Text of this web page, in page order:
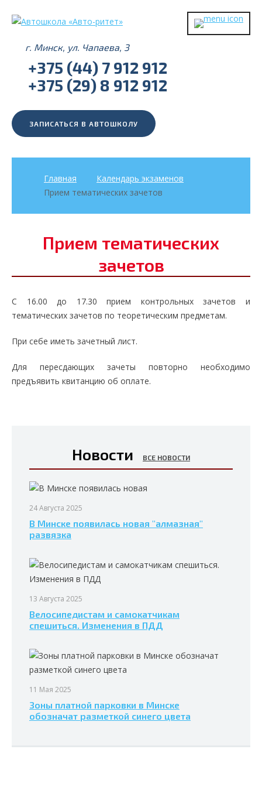
г. Минск, ул. Чапаева, 3
+375 (44) 7 912 912
+375 (29) 8 912 912
ЗАПИСАТЬСЯ В АВТОШКОЛУ
Главная
Календарь экзаменов
Прием тематических зачетов
Прием тематических
зачетов
С 16.00 до 17.30 прием контрольных зачетов и
тематических зачетов по теоретическим предметам.
При себе иметь зачетный лист.
Для пересдающих зачеты повторно необходимо
предъявить квитанцию об оплате.
Новости ВСЕ НОВОСТИ
24 Августа 2025
В Минске появилась новая "алмазная"
развязка
13 Августа 2025
Велосипедистам и самокатчикам
спешиться. Изменения в ПДД
11 Мая 2025
Зоны платной парковки в Минске
обозначат разметкой синего цвета